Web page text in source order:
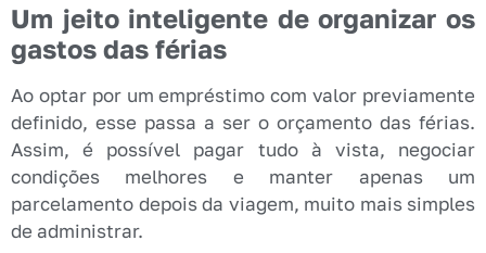
Um jeito inteligente de organizar os
gastos das férias
Ao optar por um empréstimo com valor previamente
definido, esse passa a ser o orçamento das férias.
Assim, é possível pagar tudo à vista, negociar
condições melhores e manter apenas um
parcelamento depois da viagem, muito mais simples
de administrar.